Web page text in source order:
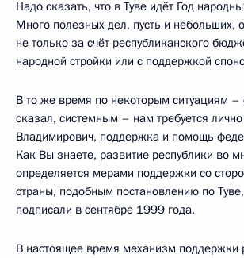
Надо сказать, что в Туве идёт Год
Много полезных дел, пусть и небольших,
не только за счёт республиканского
народной стройки или с поддержкой
В то же время по некоторым ситуациям
сказал, системным – нам требуется
Владимирович, поддержка и помощь
Как Вы знаете, развитие республики во
определяется мерами поддержки со
страны, подобным постановлению по
подписали в сентябре 1999 года.
В настоящее время механизм поддержки